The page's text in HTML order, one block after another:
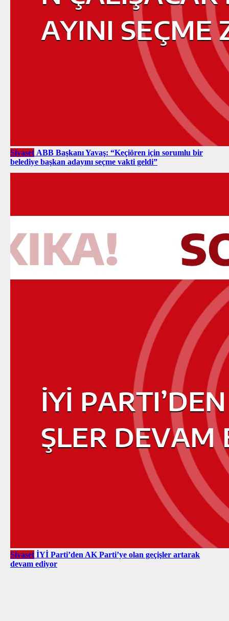
Siyaset ABB Başkanı Yavaş: “Keçiören için sorumlu bir
belediye başkan adayını seçme vakti geldi”
Siyaset İYİ Parti’den AK Parti’ye olan geçişler artarak
devam ediyor